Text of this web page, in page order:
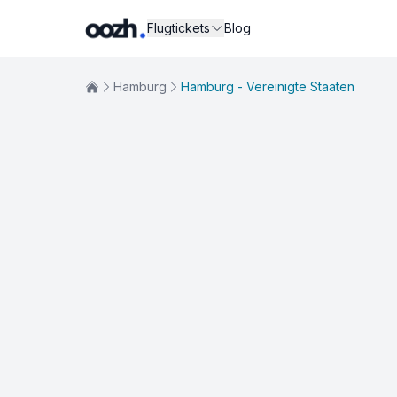
Flugtickets Blog
Hamburg Hamburg - Vereinigte Staaten